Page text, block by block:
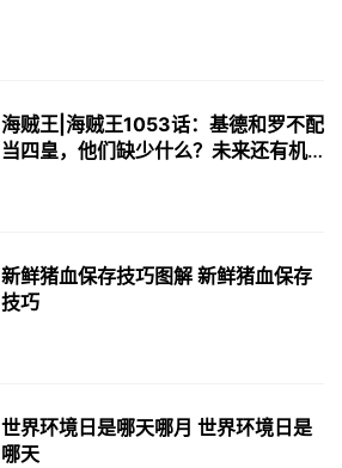
海贼王|海贼王1053话：基德和罗不配
当四皇，他们缺少什么？未来还有机
新鲜猪血保存技巧图解 新鲜猪血保存
技巧
世界环境日是哪天哪月 世界环境日是
哪天